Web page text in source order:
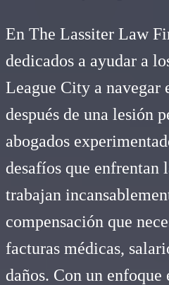
En The Lassiter Law
dedicados a ayudar a
League City a navegar
después de una lesión
abogados
desafíos que enfrentan
trabajan
compensación que
facturas médicas,
daños. Con un enfoque